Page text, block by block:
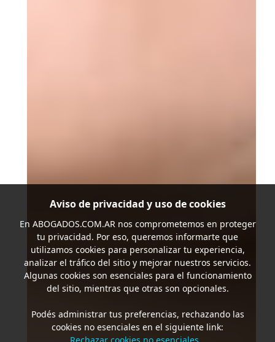
Aviso de privacidad y uso de cookies
En ABOGADOS.COM.ARnos comprometemos en proteger
tu privacidad. Por eso, queremos informarte que
utilizamos cookies para personalizar tu experiencia,
analizar el tráfico del sitio y mejorar nuestros servicios.
Algunas cookies son esenciales para el funcionamiento
del sitio, mientras que otras son opcionales.
Podés administrar tus preferencias, rechazando las
cookies no esenciales en el siguiente link: